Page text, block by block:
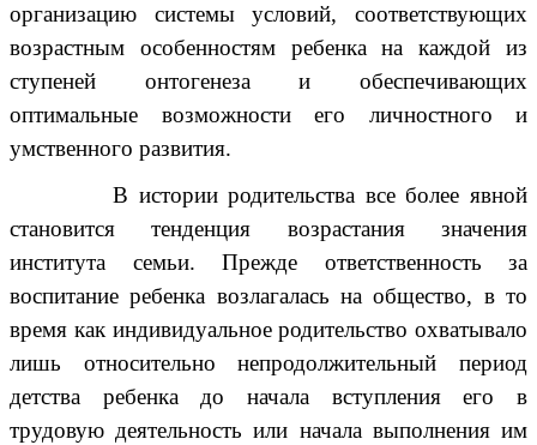
организацию системы условий, соответствующих
возрастным особенностям ребенка на каждой из
ступеней онтогенеза и обеспечивающих
оптимальные возможности его личностного и
умственного развития.
В истории родительства все более явной
становится тенденция возрастания значения
института семьи. Прежде ответственность за
воспитание ребенка возлагалась на общество, в то
время как индивидуальное родительство охватывало
лишь относительно непродолжительный период
детства ребенка до начала вступления его в
трудовую деятельность или начала выполнения им